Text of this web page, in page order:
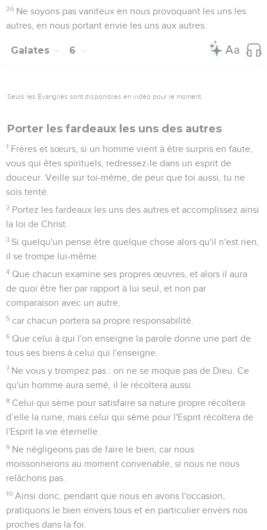
26 Ne soyons pas vaniteux en nous provoquant les uns les
autres, en nous portant envie les uns aux autres.
Galates 6
Seuls les Évangiles sont disponibles en vidéo pour le moment.
Porter les fardeaux les uns des autres
1 Frères et sœurs, si un homme vient à être surpris en faute,
vous qui êtes spirituels, redressez-le dans un esprit de
douceur. Veille sur toi-même, de peur que toi aussi, tu ne
sois tenté.
2 Portez les fardeaux les uns des autres et accomplissez ainsi
la loi de Christ.
3 Si quelqu'un pense être quelque chose alors qu'il n'est rien,
il se trompe lui-même.
4 Que chacun examine ses propres œuvres, et alors il aura
de quoi être fier par rapport à lui seul, et non par
comparaison avec un autre,
5 car chacun portera sa propre responsabilité.
6 Que celui à qui l'on enseigne la parole donne une part de
tous ses biens à celui qui l'enseigne.
7 Ne vous y trompez pas : on ne se moque pas de Dieu. Ce
qu'un homme aura semé, il le récoltera aussi.
8 Celui qui sème pour satisfaire sa nature propre récoltera
d’elle la ruine, mais celui qui sème pour l'Esprit récoltera de
l'Esprit la vie éternelle.
9 Ne négligeons pas de faire le bien, car nous
moissonnerons au moment convenable, si nous ne nous
relâchons pas.
10 Ainsi donc, pendant que nous en avons l'occasion,
pratiquons le bien envers tous et en particulier envers nos
proches dans la foi.